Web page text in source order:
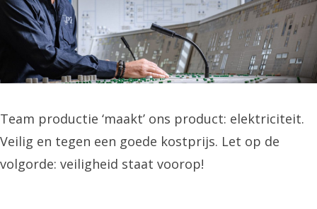
Team productie ‘maakt’ ons product: elektriciteit.
Veilig en tegen een goede kostprijs. Let op de
volgorde: veiligheid staat voorop!